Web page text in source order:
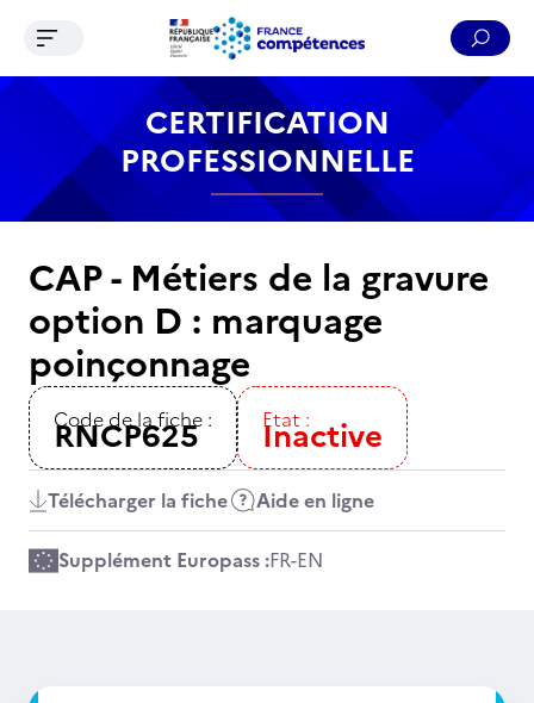
Contenu Recherche Menu Pied de page
Ouvrir le menu de navigation
CERTIFICATION
PROFESSIONNELLE
CAP - Métiers de la gravure
option D : marquage
poinçonnage
Code de la fiche :
RNCP625 Etat :
Inactive
Télécharger la fiche Aide en ligne
Supplément Europass :FR-EN